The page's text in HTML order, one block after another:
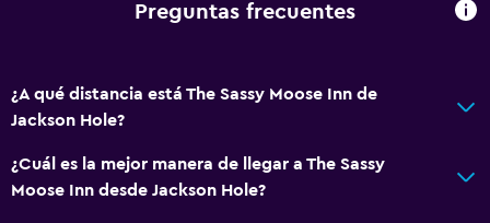
Preguntas frecuentes
¿A qué distancia está The Sassy Moose Inn de
Jackson Hole?
¿Cuál es la mejor manera de llegar a The Sassy
Moose Inn desde Jackson Hole?